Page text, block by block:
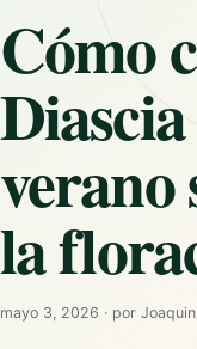
Cómo
verano
la
mayo 3, 2026 · por